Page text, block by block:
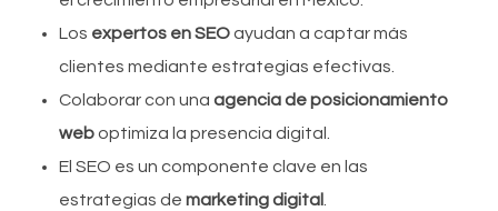
Los expertos en SEOayudan a captar más
clientes mediante estrategias efectivas.
Colaborar con una agencia de posicionamiento
weboptimiza la presencia digital.
El SEO es un componente clave en las
estrategias de marketing digital.